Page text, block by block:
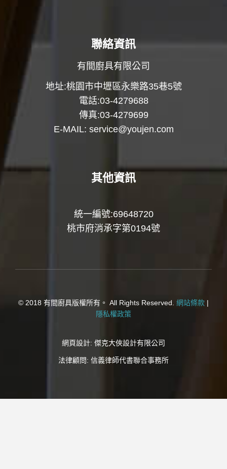
聯絡資訊
有間廚具有限公司
地址:桃園市中壢區永樂路35巷5號
電話:03-4279688
傳真:03-4279699
E-MAIL: service@youjen.com
其他資訊
統一編號:69648720
桃市府消承字第0194號
© 2018 有間廚具版權所有。 All Rights Reserved. 網站條款 |
隱私權政策
網頁設計: 傑克大俠設計有限公司
法律顧問: 信義律師代書聯合事務所